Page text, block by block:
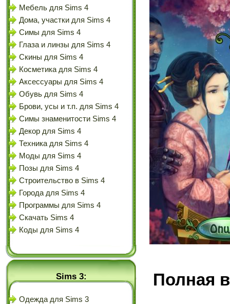
Мебель для Sims 4
Дома, участки для Sims 4
Симы для Sims 4
Глаза и линзы для Sims 4
Скины для Sims 4
Косметика для Sims 4
Аксессуары для Sims 4
Обувь для Sims 4
Брови, усы и т.п. для Sims 4
Симы знаменитости Sims 4
Декор для Sims 4
Техника для Sims 4
Моды для Sims 4
Позы для Sims 4
Строительство в Sims 4
Города для Sims 4
Программы для Sims 4
Скачать Sims 4
Коды для Sims 4
Sims 3:
Одежда для Sims 3
Полная